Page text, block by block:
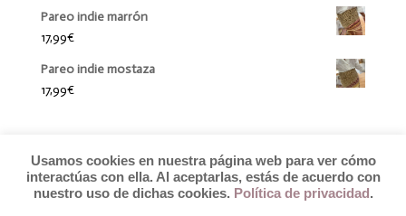
Pareo indie marrón
17,99€
Pareo indie mostaza
17,99€
Usamos cookies en nuestra página web para ver cómo
interactúas con ella. Al aceptarlas, estás de acuerdo con
nuestro uso de dichas cookies. Política de privacidad .